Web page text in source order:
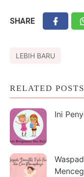
SHARE
LEBIH BARU
RELATED POSTS
Ini